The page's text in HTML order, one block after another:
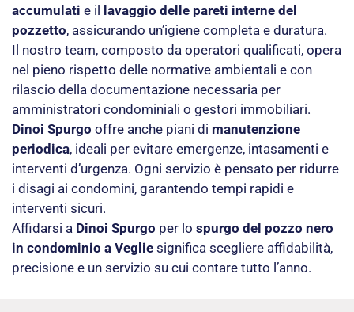
accumulati e il
lavaggio delle pareti interne del
pozzetto, assicurando un’igiene completa e duratura.
Il nostro team, composto da operatori qualificati, opera
nel pieno rispetto delle normative ambientali e con
rilascio della documentazione necessaria per
amministratori condominiali o gestori immobiliari.
Dinoi Spurgo offre anche piani di manutenzione
periodica, ideali per evitare emergenze, intasamenti e
interventi d’urgenza. Ogni servizio è pensato per ridurre
i disagi ai condomini, garantendo tempi rapidi e
interventi sicuri.
Affidarsi a Dinoi Spurgo per lo spurgo del pozzo nero
in condominio a Veglie significa scegliere affidabilità,
precisione e un servizio su cui contare tutto l’anno.